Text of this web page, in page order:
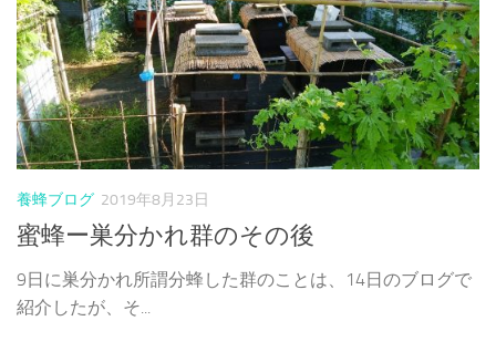
養蜂ブログ 2019年8月23日
蜜蜂ー巣分かれ群のその後
9日に巣分かれ所謂分蜂した群のことは、14日のブログで
紹介したが、そ...